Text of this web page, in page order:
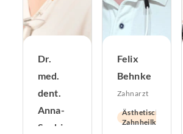
Dr.
med.
dent.
Anna-
Sophie
Felix
Behnke
Zahnarzt
Ästhetische
Zahnheilkunde